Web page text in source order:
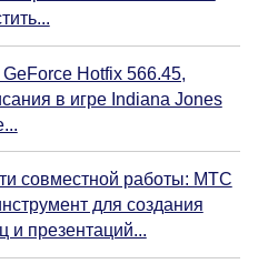
Hotfix 566.45,
в игре Indiana Jones
совместной работы: МТС
для создания
и презентаций...